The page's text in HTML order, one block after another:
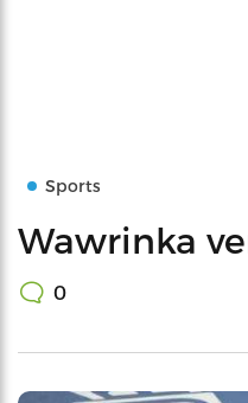
Sports
Wawrinka
0